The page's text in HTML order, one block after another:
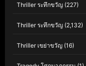
Thriller ระทึกขวัญ (227)
Thriller ระทึกขวัญ (2,132)
Thriller เขย่าขวัญ (16)